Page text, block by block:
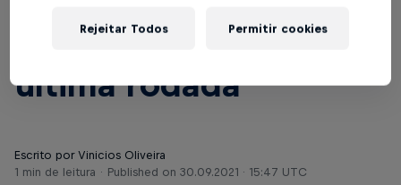
última rodada
Escrito por Vinicios Oliveira
1 min de leitura
Published on 30.09.2021 · 15:47 UTC
Rejeitar Todos Permitir cookies